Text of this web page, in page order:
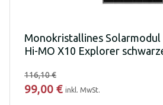
Monokristallines Solarmodul
Hi-MO X10 Explorer
116,10 €
99,00 € inkl. MwSt.